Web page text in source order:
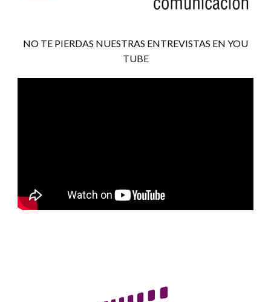
NO TE PIERDAS NUESTRAS ENTREVISTAS EN YOU
TUBE